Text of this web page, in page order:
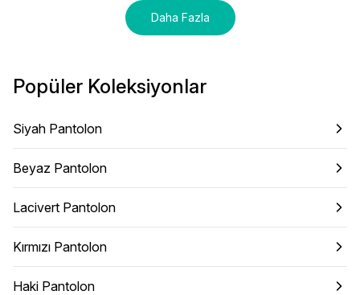
Daha Fazla
Popüler Koleksiyonlar
Siyah Pantolon
Beyaz Pantolon
Lacivert Pantolon
Kırmızı Pantolon
Haki Pantolon